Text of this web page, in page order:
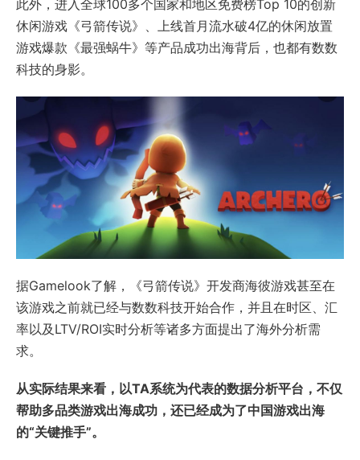
此外，进入全球100多个国家和地区免费榜Top 10的创新
休闲游戏《弓箭传说》、上线首月流水破4亿的休闲放置
游戏爆款《最强蜗牛》等产品成功出海背后，也都有数数
科技的身影。
据Gamelook了解，《弓箭传说》开发商海彼游戏甚至在
该游戏之前就已经与数数科技开始合作，并且在时区、汇
率以及LTV/ROI实时分析等诸多方面提出了海外分析需
求。
从实际结果来看，以TA系统为代表的数据分析平台，不仅
帮助多品类游戏出海成功，还已经成为了中国游戏出海
的“关键推手”。